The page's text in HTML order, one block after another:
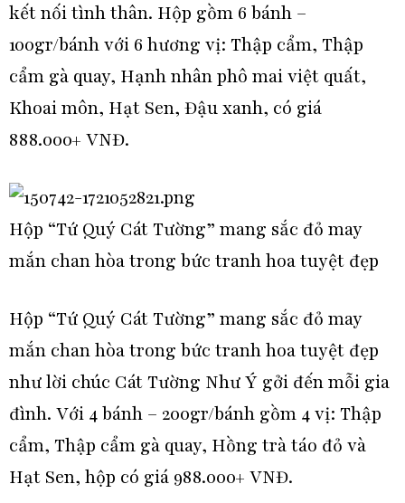
kết nối tình thân. Hộp gồm 6 bánh –
100gr/bánh với 6 hương vị: Thập cẩm, Thập
cẩm gà quay, Hạnh nhân phô mai việt quất,
Khoai môn, Hạt Sen, Đậu xanh, có giá
888.000+ VNĐ.
Hộp “Tứ Quý Cát Tường” mang sắc đỏ may
mắn chan hòa trong bức tranh hoa tuyệt đẹp
Hộp “Tứ Quý Cát Tường” mang sắc đỏ may
mắn chan hòa trong bức tranh hoa tuyệt đẹp
như lời chúc Cát Tường Như Ý gởi đến mỗi gia
đình. Với 4 bánh – 200gr/bánh gồm 4 vị: Thập
cẩm, Thập cẩm gà quay, Hồng trà táo đỏ và
Hạt Sen, hộp có giá 988.000+ VNĐ.